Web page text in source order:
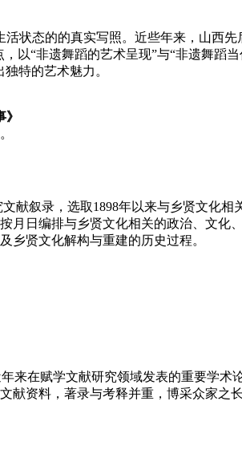
状态的的真实写照。近些年来，山西先
以“非遗舞蹈的艺术呈现”与“非遗舞蹈
特的艺术魅力。
》
叙录，选取1898年以来与乡贤文化相
月日编排与乡贤文化相关的政治、文化
乡贤文化解构与重建的历史过程。
来在赋学文献研究领域发表的重要学术
献资料，著录与考释并重，博采众家之